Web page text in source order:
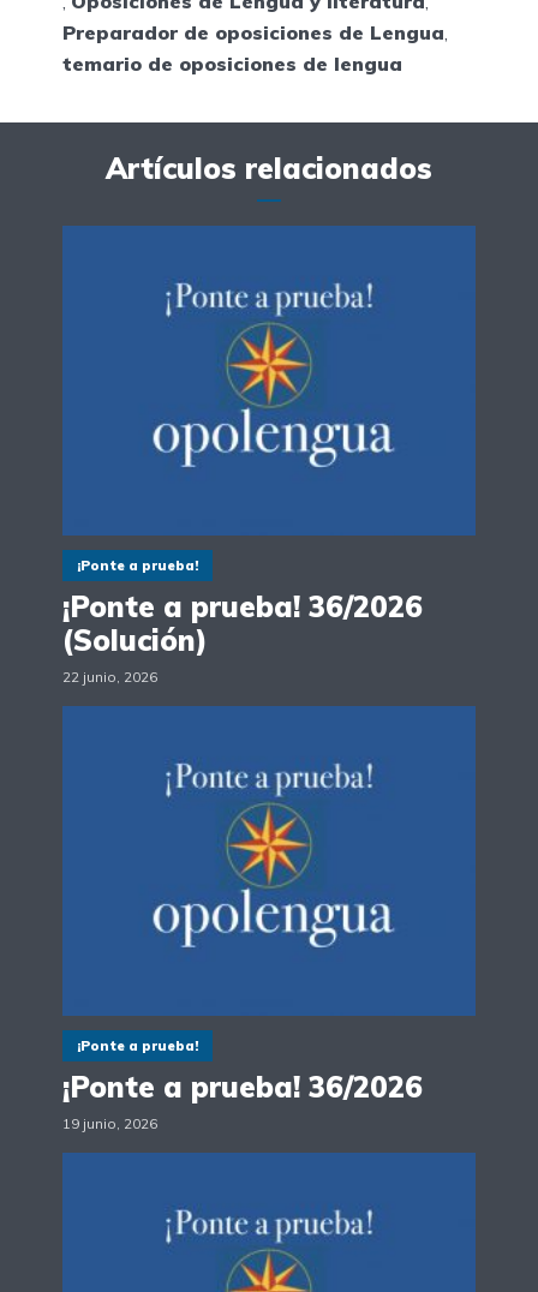
Preparador de oposiciones de Lengua,
temario de oposiciones de lengua
Artículos relacionados
¡Ponte a prueba!
¡Ponte a prueba! 36/2026
(Solución)
22 junio, 2026
¡Ponte a prueba!
¡Ponte a prueba! 36/2026
19 junio, 2026